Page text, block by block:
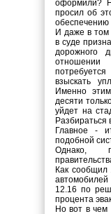
оформили?
просил об
обеспечению
И даже в том
в суде
дорожного
отношении
взыскать
Именно
десяти
уйдет на
Разбираться
Главное -
подобной
Однако,
Как сообщил
12.16 по
процента
Но вот в чем